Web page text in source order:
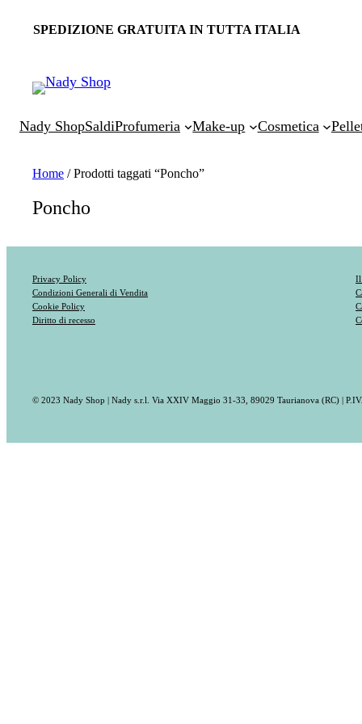
SPEDIZIONE GRATUITA IN TUTTA ITALIA
Nady ShopSaldiProfumeria Make-up Cosmetica
Home / Prodotti taggati “Poncho”
Poncho
Privacy Policy
Condizioni Generali di Vendita
Cookie Policy
Diritto di recesso
Il
© 2023 Nady Shop | Nady s.r.l. Via XXIV Maggio 31-33, 89029 Taurianova (RC) |